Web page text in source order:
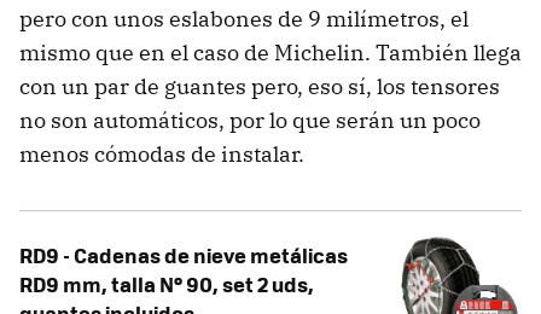
pero con unos eslabones de 9 milímetros, el
mismo que en el caso de Michelin. También llega
con un par de guantes pero, eso sí, los tensores
no son automáticos, por lo que serán un poco
menos cómodas de instalar.
RD9 - Cadenas de nieve metálicas
RD9 mm, talla Nº 90, set 2 uds,